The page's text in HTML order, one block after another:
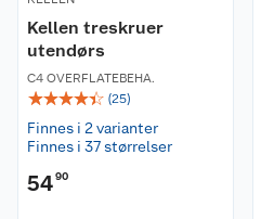
Kellen treskruer
utendørs
C4 OVERFLATEBEHA.
☆☆☆☆☆ (25)
Finnes i 2 varianter
Finnes i 37 størrelser
5490